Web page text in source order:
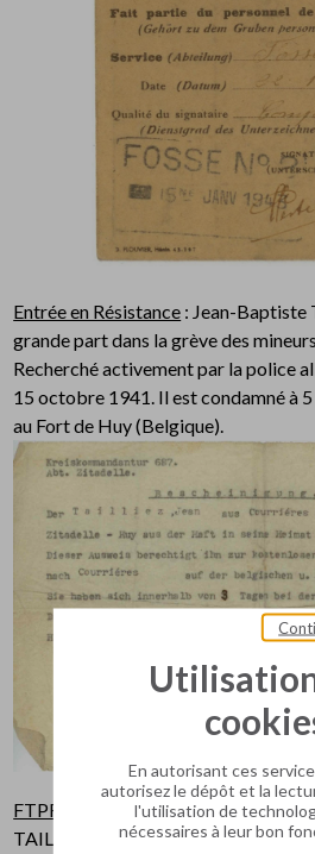
Entrée en Résistance : Jean-Baptiste
grande part dans la grève des
Recherché activement par la police
15 octobre 1941. Il est condamné à
au Fort de Huy (Belgique).
FTPF
: Rentré de Huy le 15 mars
TAILLIEZ devient Lieutenant FTPF.
En autorisant ces
autorisez le dépôt et la
l'utilisation de
nécessaires à leur bon